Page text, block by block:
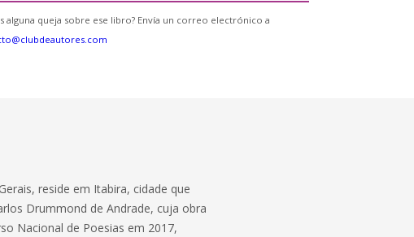
alguna queja sobre ese libro? Envía un correo electrónico a
reside em Itabira, cidade que
Drummond de Andrade, cuja obra
Nacional de Poesias em 2017,